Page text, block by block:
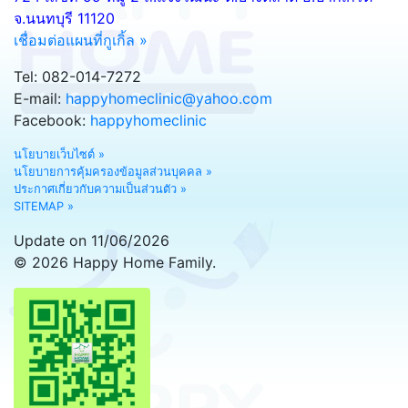
จ.นนทบุรี 11120
เชื่อมต่อแผนที่กูเกิ้ล »
Tel: 082-014-7272
E-mail: happyhomeclinic@yahoo.com
Facebook: happyhomeclinic
นโยบายเว็บไซต์ »
นโยบายการคุ้มครองข้อมูลส่วนบุคคล »
ประกาศเกี่ยวกับความเป็นส่วนตัว »
SITEMAP »
Update on 11/06/2026
© 2026 Happy Home Family.